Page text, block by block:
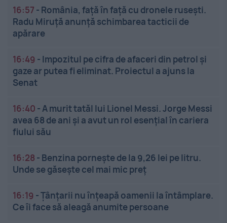
16:57 - România, față în față cu dronele rusești.
Radu Miruță anunță schimbarea tacticii de
apărare
16:49 - Impozitul pe cifra de afaceri din petrol și
gaze ar putea fi eliminat. Proiectul a ajuns la
Senat
16:40 - A murit tatăl lui Lionel Messi. Jorge Messi
avea 68 de ani și a avut un rol esențial în cariera
fiului său
16:28 - Benzina pornește de la 9,26 lei pe litru.
Unde se găsește cel mai mic preț
16:19 -Țânțarii nu înțeapă oamenii la întâmplare.
Ce îi face să aleagă anumite persoane